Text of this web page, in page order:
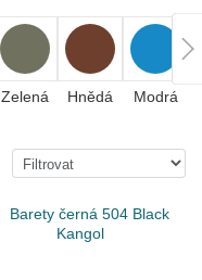
Zelená Hnědá Modrá